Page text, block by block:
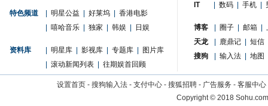
特色频道 明星公益 好莱坞
香港电影
嘻哈音乐 独家 韩娱 日娱
资料库 明星库 影视库 专题库
图片库
滚动新闻列表 往期娱首回顾
IT
数码 手机
博客 圈子 邮箱
天龙
鹿鼎记
短信
搜狗
输入法 地图
设置首页 - 搜狗输入法 - 支付中心 - 搜狐招聘 - 广告服务 - 客服中心
Copyright©2018